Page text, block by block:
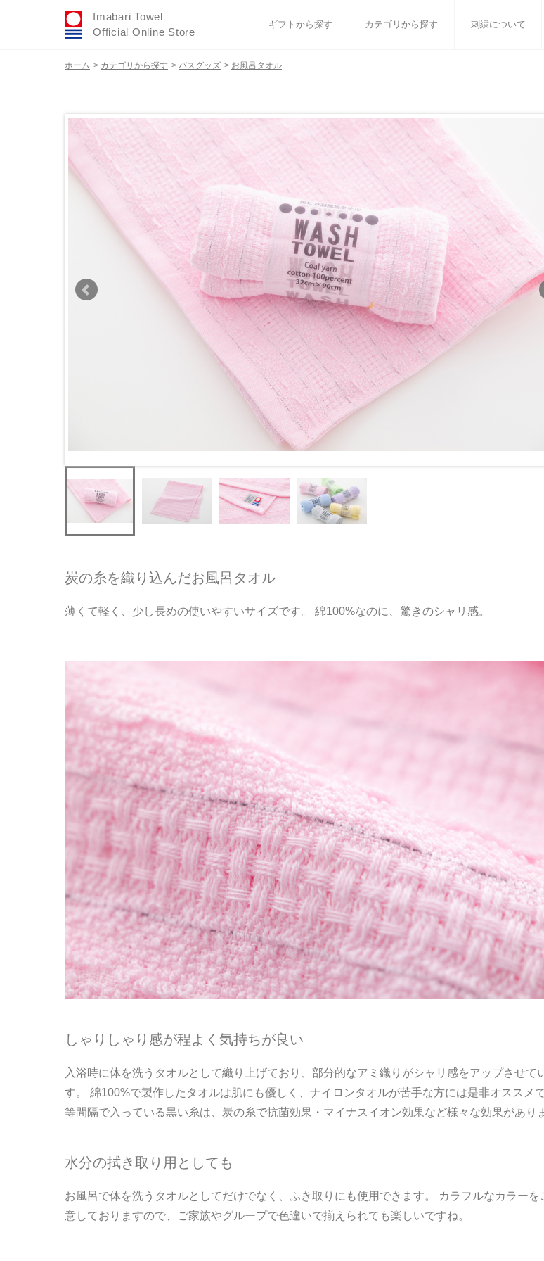
Imabari Towel
Official Online Store
ギフトから探す カテゴリから探す 刺繍について
ウェディング
タオルハンカチ ベビーグッズ
バスグッズ
ホーム > カテゴリから探す > バスグッズ > お風呂タオル
炭の糸を織り込んだお風呂タオル
薄くて軽く、少し長めの使いやすいサイズです。 綿100%なのに、驚きのシャリ感。
しゃりしゃり感が程よく気持ちが良い
入浴時に体を洗うタオルとして織り上げており、部分的なアミ織りがシャリ感をアップさせて
す。 綿100%で製作したタオルは肌にも優しく、ナイロンタオルが苦手な方には是非オススメで
等間隔で入っている黒い糸は、炭の糸で抗菌効果・マイナスイオン効果など様々な効果があり
水分の拭き取り用としても
お風呂で体を洗うタオルとしてだけでなく、ふき取りにも使用できます。 カラフルなカラーを
意しておりますので、ご家族やグループで色違いで揃えられても楽しいですね。